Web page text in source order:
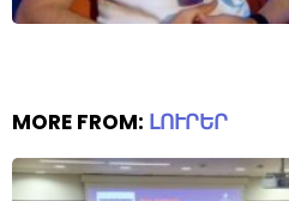
MORE FROM: ԼՈՒՐԵՐ